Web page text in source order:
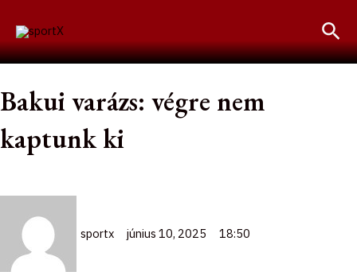
content
Bakui varázs: végre nem
kaptunk ki
sportx június 10, 2025 18:50